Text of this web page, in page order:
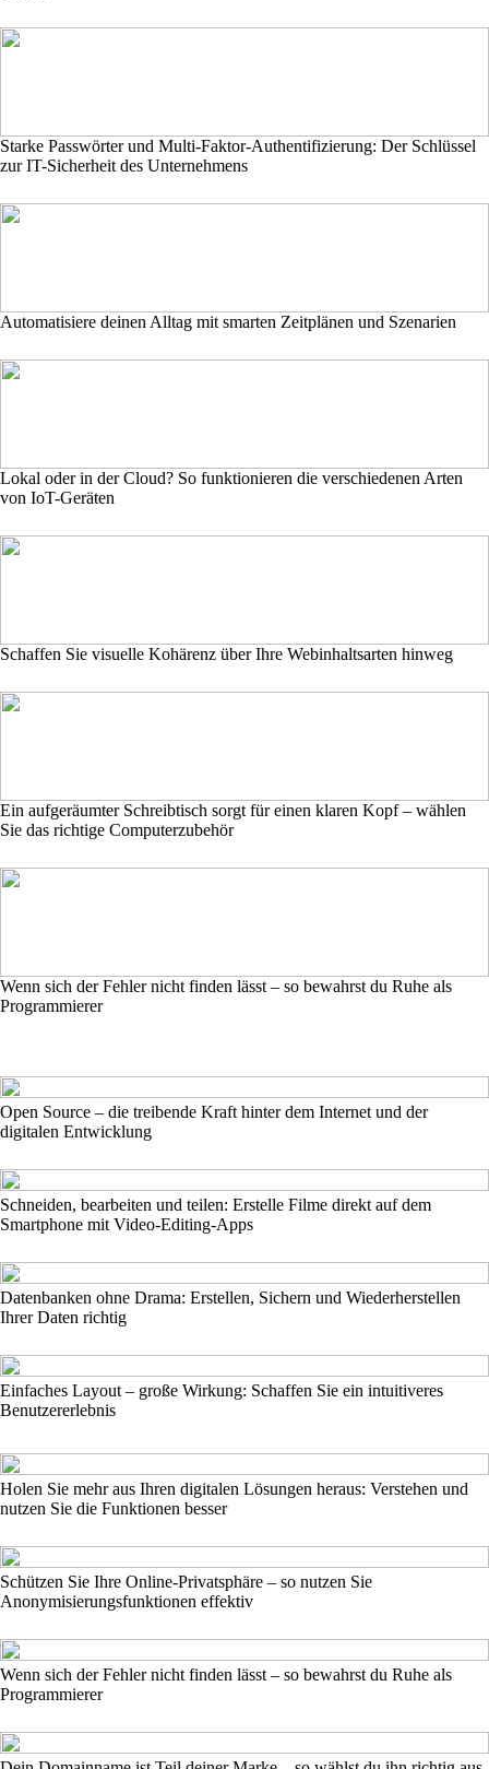
Starke Passwörter und Multi-Faktor-Authentifizierung: Der Schlüssel
zur IT-Sicherheit des Unternehmens
Automatisiere deinen Alltag mit smarten Zeitplänen und Szenarien
Lokal oder in der Cloud? So funktionieren die verschiedenen Arten
von IoT-Geräten
Schaffen Sie visuelle Kohärenz über Ihre Webinhaltsarten hinweg
Ein aufgeräumter Schreibtisch sorgt für einen klaren Kopf – wählen
Sie das richtige Computerzubehör
Wenn sich der Fehler nicht finden lässt – so bewahrst du Ruhe als
Programmierer
Open Source – die treibende Kraft hinter dem Internet und der
digitalen Entwicklung
Schneiden, bearbeiten und teilen: Erstelle Filme direkt auf dem
Smartphone mit Video-Editing-Apps
Datenbanken ohne Drama: Erstellen, Sichern und Wiederherstellen
Ihrer Daten richtig
Einfaches Layout – große Wirkung: Schaffen Sie ein intuitiveres
Benutzererlebnis
Holen Sie mehr aus Ihren digitalen Lösungen heraus: Verstehen und
nutzen Sie die Funktionen besser
Schützen Sie Ihre Online-Privatsphäre – so nutzen Sie
Anonymisierungsfunktionen effektiv
Wenn sich der Fehler nicht finden lässt – so bewahrst du Ruhe als
Programmierer